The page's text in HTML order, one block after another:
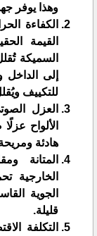
وهذا يوفر
الكفاءة
القيمة
السميكة
إلى
للتكييف
العزل
الألواح
هادئة
المتانة
الخارجية
الجوية
قليلة.
التكلفة